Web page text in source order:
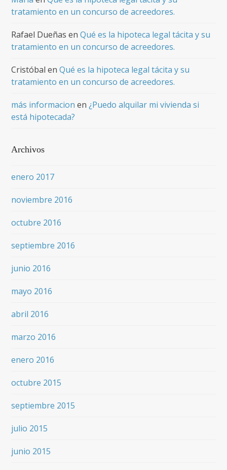
tratamiento en un concurso de acreedores.
Rafael Dueñas enQué es la hipoteca legal tácita y su
tratamiento en un concurso de acreedores.
Cristóbal enQué es la hipoteca legal tácita y su
tratamiento en un concurso de acreedores.
más informacion en¿Puedo alquilar mi vivienda si
está hipotecada?
Archivos
enero 2017
noviembre 2016
octubre 2016
septiembre 2016
junio 2016
mayo 2016
abril 2016
marzo 2016
enero 2016
octubre 2015
septiembre 2015
julio 2015
junio 2015